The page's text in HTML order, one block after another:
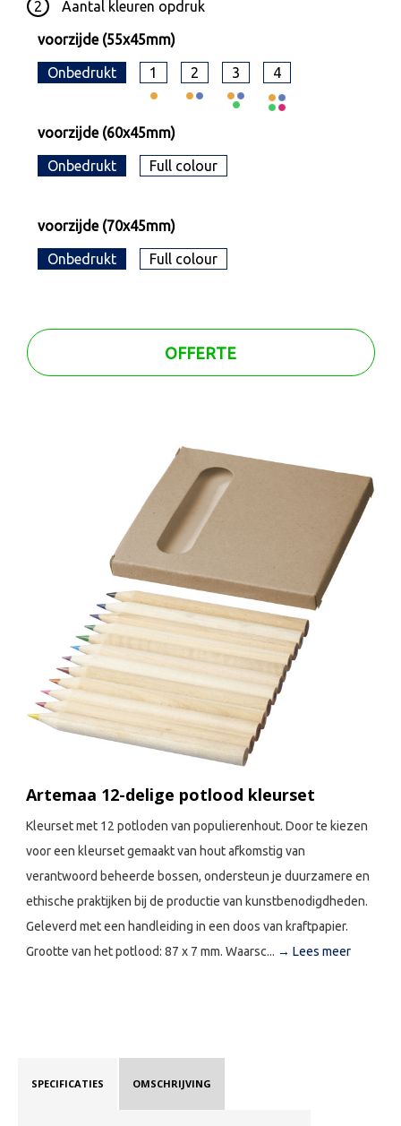
2 Aantal kleuren opdruk
voorzijde (55x45mm)
Onbedrukt 1 2 3 4
voorzijde (60x45mm)
Onbedrukt Full colour
voorzijde (70x45mm)
Onbedrukt Full colour
OFFERTE
Artemaa 12-delige potlood kleurset
Kleurset met 12 potloden van populierenhout. Door te kiezen
voor een kleurset gemaakt van hout afkomstig van
verantwoord beheerde bossen, ondersteun je duurzamere en
ethische praktijken bij de productie van kunstbenodigdheden.
Geleverd met een handleiding in een doos van kraftpapier.
Grootte van het potlood: 87 x 7 mm. Waarsc... → Lees meer
SPECIFICATIES OMSCHRIJVING